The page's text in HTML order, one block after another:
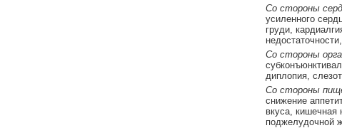
Со стороны
усиленного
груди,
Со стороны
диплопия,
Со стороны
снижение
вкуса, кишечная
поджелудочной